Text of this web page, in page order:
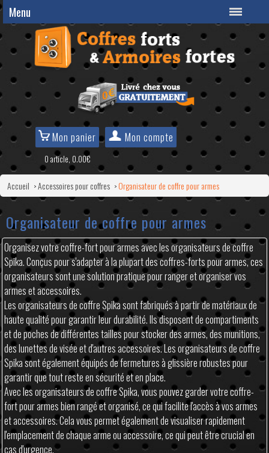
Menu
Mon panier
0 article, 0.00€
Mon compte
Accueil >Accessoires pour coffres >Organisateur de coffre pour armes
Organisateur de coffre pour armes
Organisez votre coffre-fort pour armes avec les organisateurs de coffre
Spika. Conçus pour s'adapter à la plupart des coffres-forts pour armes, ces
organisateurs sont une solution pratique pour ranger et organiser vos
armes et accessoires.
Les organisateurs de coffre Spika sont fabriqués à partir de matériaux de
haute qualité pour garantir leur durabilité. Ils disposent de compartiments
et de poches de différentes tailles pour stocker des armes, des munitions,
des lunettes de visée et d'autres accessoires. Les organisateurs de coffre
Spika sont également équipés de fermetures à glissière robustes pour
garantir que tout reste en sécurité et en place.
Avec les organisateurs de coffre Spika, vous pouvez garder votre coffre-
fort pour armes bien rangé et organisé, ce qui facilite l'accès à vos armes
et accessoires. Cela vous permet également de visualiser rapidement
l'emplacement de chaque arme ou accessoire, ce qui peut être crucial en
cas d'urgence.